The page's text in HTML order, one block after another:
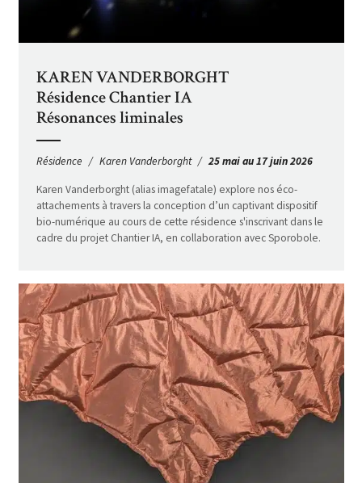
KAREN VANDERBORGHT
Résidence Chantier IA
Résonances liminales
Résidence Karen Vanderborght 25 mai au 17 juin 2026
Karen Vanderborght (alias imagefatale) explore nos éco-
attachements à travers la conception d’un captivant dispositif
bio-numérique au cours de cette résidence s'inscrivant dans le
cadre du projet Chantier IA, en collaboration avec Sporobole.